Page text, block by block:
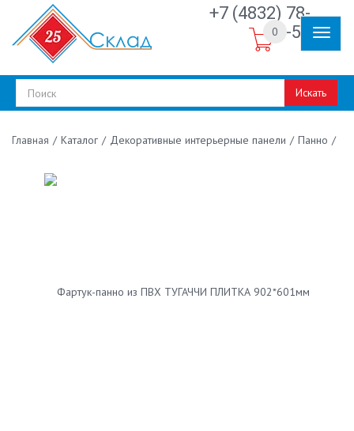
+7 (4832) 78-
30-50
Искать
0
Главная / Каталог / Декоративные интерьерные панели / Панно /